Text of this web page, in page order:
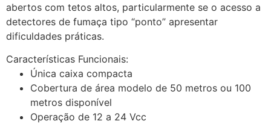
abertos com tetos altos, particularmente se o acesso a
detectores de fumaça tipo “ponto” apresentar
dificuldades práticas.
Características Funcionais:
Única caixa compacta
Cobertura de área modelo de 50 metros ou 100
metros disponível
Operação de 12 a 24 Vcc